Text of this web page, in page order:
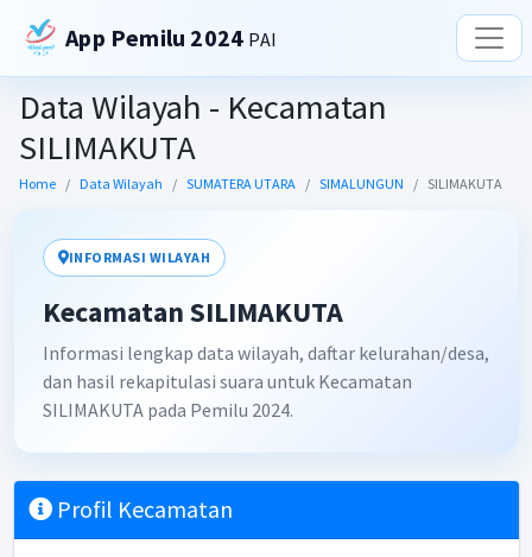
App Pemilu 2024 PAI
Data Wilayah - Kecamatan
SILIMAKUTA
Home Data Wilayah SUMATERA UTARA SIMALUNGUN SILIMAKUTA
INFORMASI WILAYAH
Kecamatan SILIMAKUTA
Informasi lengkap data wilayah, daftar kelurahan/desa,
dan hasil rekapitulasi suara untuk Kecamatan
SILIMAKUTA pada Pemilu 2024.
Profil Kecamatan